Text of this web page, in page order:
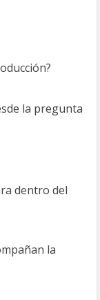
la pregunta
dentro del
la